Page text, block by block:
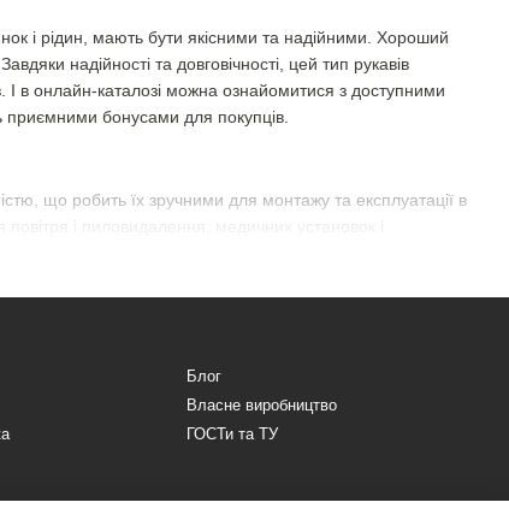
і рідин, мають бути якісними та надійними. Хороший
надійності та довговічності, цей тип рукавів
І в онлайн-каталозі можна ознайомитися з доступними
приємними бонусами для покупців.
що робить їх зручними для монтажу та експлуатації в
і пиловидалення, медичних установок і
від забруднень і покращуючи робоче середовище.
для реалізації різних завдань: від виробництва до
Блог
Власне виробництво
ГОСТи та ТУ